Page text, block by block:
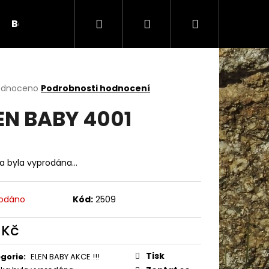
Bambule Háčky Duté vlákno
Hledat PřihlášeníNákupní
košík
Podrobnosti hodnocení
BABY 4001
byla vyprodána…
Kód: 2509
: ELEN BABY AKCE !!!
Tisk